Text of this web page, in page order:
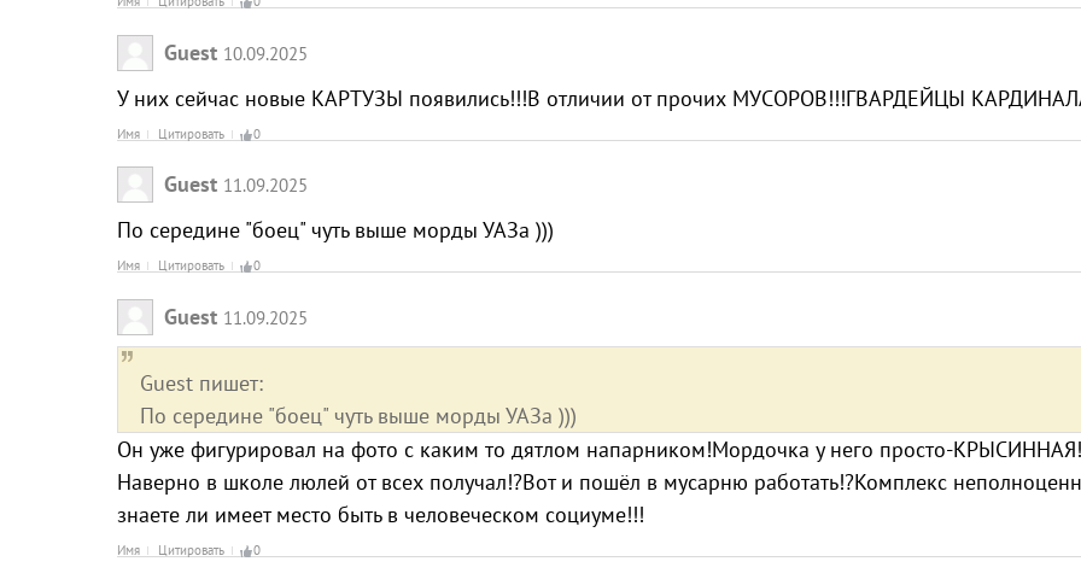
Guest 10.09.2025
У них сейчас новые КАРТУЗЫ появились!!!В отличии от прочих МУСОРОВ!!!ГВАРДЕЙЦЫ
Имя Цитировать 0
Guest 11.09.2025
По середине "боец" чуть выше морды УАЗа )))
Имя Цитировать 0
Guest 11.09.2025
Guest пишет:
По середине "боец" чуть выше морды УАЗа )))
Он уже фигурировал на фото с каким то дятлом напарником!Мордочка у него просто-
Наверно в школе люлей от всех получал!?Вот и пошёл в мусарню работать!?Комплекс
знаете ли имеет место быть в человеческом социуме!!!
Имя Цитировать 0